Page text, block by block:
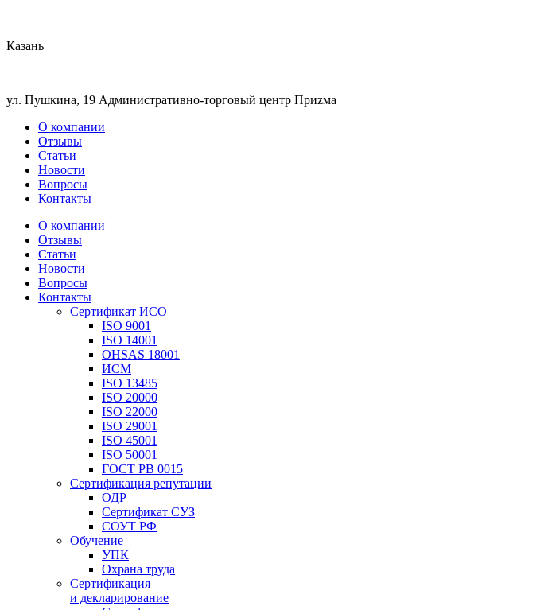
Казань
ул. Пушкина, 19 Административно-торговый центр Приzма
О компании
Отзывы
Статьи
Новости
Вопросы
Контакты
О компании
Отзывы
Статьи
Новости
Вопросы
Контакты
Сертификат ИСО
ISO 9001
ISO 14001
OHSAS 18001
ИСМ
ISO 13485
ISO 20000
ISO 22000
ISO 29001
ISO 45001
ISO 50001
ГОСТ РВ 0015
Сертификация репутации
ОДР
Сертификат СУЗ
СОУТ РФ
Обучение
УПК
Охрана труда
Сертификация
и декларирование